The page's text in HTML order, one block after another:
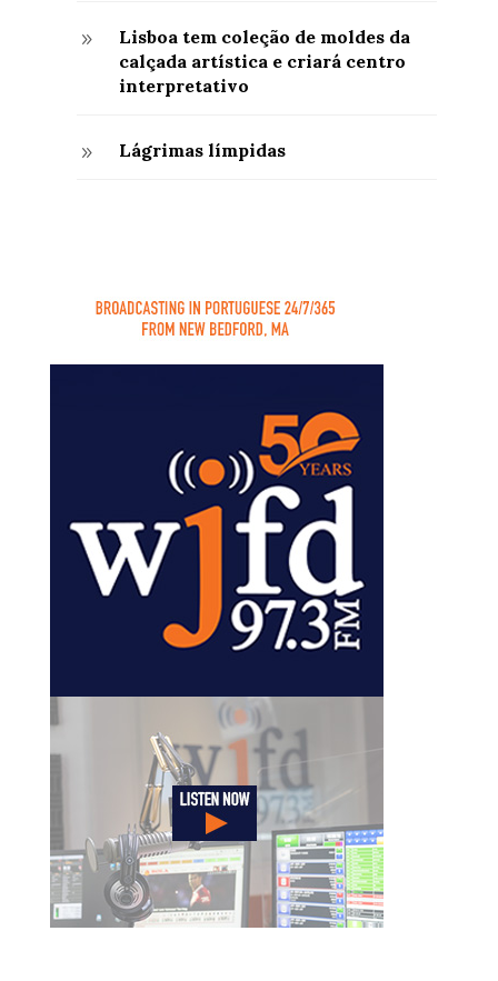
9
Lisboa tem coleção de moldes da
calçada artística e criará centro
interpretativo
9 Lágrimas límpidas